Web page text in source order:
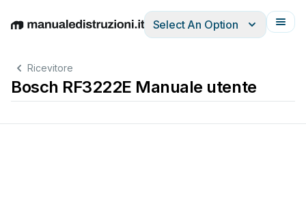
EnglishDeutschEspañolItalianoFrançais
Select An Option
Ricevitore
Bosch RF3222E Manuale utente